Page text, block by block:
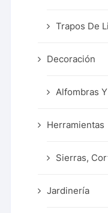
Trapos De
Decoración
Alfombras
Herramientas
Sierras,
Jardinería